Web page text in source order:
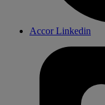
Accor Linkedin